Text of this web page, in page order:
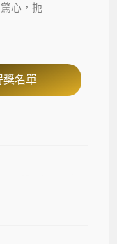
心，扼
獎名單